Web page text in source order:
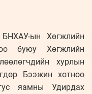
ын Хөгжлийн
буюу Хөгжлийн
хурлын
Бээжин хотноо
яамны Удирдах